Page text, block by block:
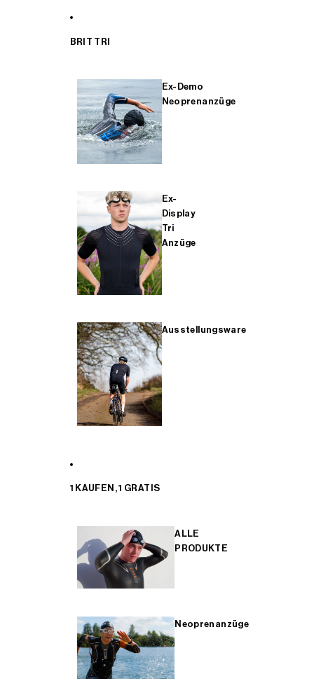
BRIT TRI
Ex-Demo
Neoprenanzüge
Ex-
Display
Tri
Anzüge
Ausstellungsware
1 KAUFEN, 1 GRATIS
ALLE
PRODUKTE
Neoprenanzüge